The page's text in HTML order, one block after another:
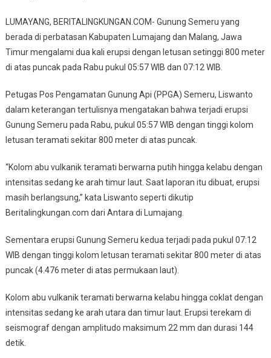
Erupsi
LUMAYANG, BERITALINGKUNGAN.COM- Gunung Semeru yang
berada di perbatasan Kabupaten Lumajang dan Malang, Jawa
Timur mengalami dua kali erupsi dengan letusan setinggi 800 meter
di atas puncak pada Rabu pukul 05:57 WIB dan 07:12 WIB.
Petugas Pos Pengamatan Gunung Api (PPGA) Semeru, Liswanto
dalam keterangan tertulisnya mengatakan bahwa terjadi erupsi
Gunung Semeru pada Rabu, pukul 05:57 WIB dengan tinggi kolom
letusan teramati sekitar 800 meter di atas puncak.
“Kolom abu vulkanik teramati berwarna putih hingga kelabu dengan
intensitas sedang ke arah timur laut. Saat laporan itu dibuat, erupsi
masih berlangsung,” kata Liswanto seperti dikutip
Beritalingkungan.com dari Antara di Lumajang.
Sementara erupsi Gunung Semeru kedua terjadi pada pukul 07:12
WIB dengan tinggi kolom letusan teramati sekitar 800 meter di atas
puncak (4.476 meter di atas permukaan laut).
Kolom abu vulkanik teramati berwarna kelabu hingga coklat dengan
intensitas sedang ke arah utara dan timur laut. Erupsi terekam di
seismograf dengan amplitudo maksimum 22 mm dan durasi 144
detik.